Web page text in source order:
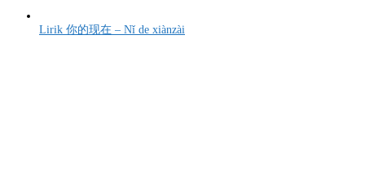
Lirik 你的现在 – Nǐ de xiànzài